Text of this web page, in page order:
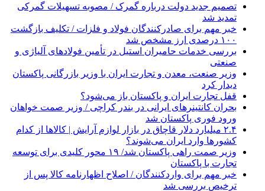
تصمیم جدید دولت درباره گمرک / مصوبه تسهیلات گمرکی
تمدید شد
خبر مهم برای صادرکنندگان فولاد و فلزات / تکلیف بازگشت
۱۰۰ درصدی ارز مشخص شد
بررسی خدمات حامیران استیل در تأمین فولادهای آلیاژی و
صنعتی
وزیر صنعت، معدن و تجارت ایران با وزیر بازرگانی پاکستان
دیدار کرد
قفل تجارت ایران و پاکستان باز می‌شود؟
بحران کانتینر‌های ایرانی در بندر کراچی / وزیر صمت خواهان
ورود فوری پاکستان شد
۲.۴ میلیارد دلار قاچاق در بازار لوازم آرایش | کالاها از کدام
کشورها وارد ایران می‌شوند؟
وزیر صمت راهی پاکستان شد/ ۱۹ محور کلیدی برای توسعه
تجارت با پاکستان
خبر مهم برای واردکنندگان / اصلاح اظهارنامه کالا پس از
ترخیص بررسی شد